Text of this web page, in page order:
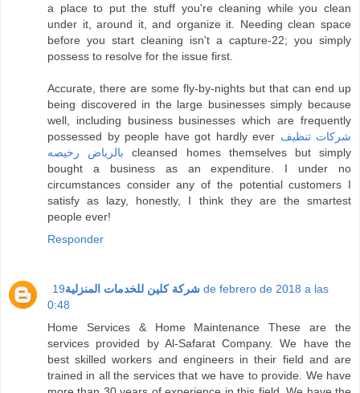
a place to put the stuff you're cleaning while you clean
under it, around it, and organize it. Needing clean space
before you start cleaning isn't a capture-22; you simply
possess to resolve for the issue first.
Accurate, there are some fly-by-nights but that can end up
being discovered in the large businesses simply because
well, including business businesses which are frequently
possessed by people have got hardly ever شركات تنظيف
بالرياض رخيصه cleansed homes themselves but simply
bought a business as an expenditure. I under no
circumstances consider any of the potential customers I
satisfy as lazy, honestly, I think they are the smartest
people ever!
Responder
شركة كلين للخدمات المنزلية19 de febrero de 2018 a las
0:48
Home Services & Home Maintenance These are the
services provided by Al-Safarat Company. We have the
best skilled workers and engineers in their field and are
trained in all the services that we have to provide. We have